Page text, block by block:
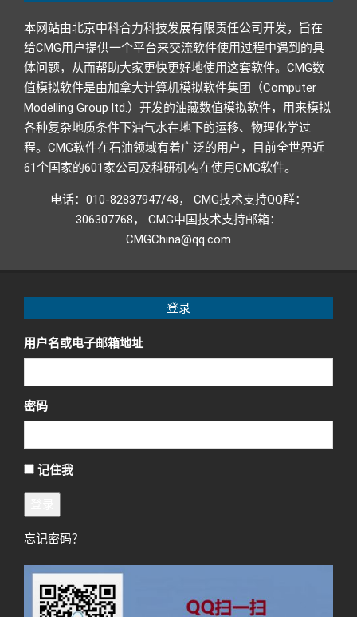
本网站由北京中科合力科技发展有限责任公司开发，旨在
给CMG用户提供一个平台来交流软件使用过程中遇到的具
体问题，从而帮助大家更快更好地使用这套软件。CMG数
值模拟软件是由加拿大计算机模拟软件集团（Computer
Modelling Group ltd.）开发的油藏数值模拟软件，用来模拟
各种复杂地质条件下油气水在地下的运移、物理化学过
程。CMG软件在石油领域有着广泛的用户，目前全世界近
61个国家的601家公司及科研机构在使用CMG软件。
电话：010-82837947/48， CMG技术支持QQ群：
306307768， CMG中国技术支持邮箱：
CMGChina@qq.com
登录
用户名或电子邮箱地址
密码
记住我
忘记密码？